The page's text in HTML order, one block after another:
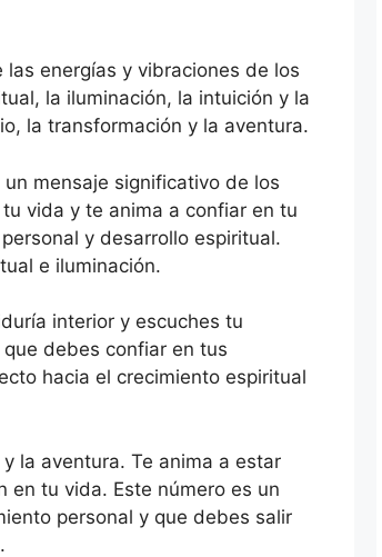
energías y vibraciones de los
la iluminación, la intuición y la
la transformación y la aventura.
mensaje significativo de los
vida y te anima a confiar en tu
y desarrollo espiritual.
e iluminación.
interior y escuches tu
debes confiar en tus
hacia el crecimiento espiritual
la aventura. Te anima a estar
en tu vida. Este número es un
personal y que debes salir